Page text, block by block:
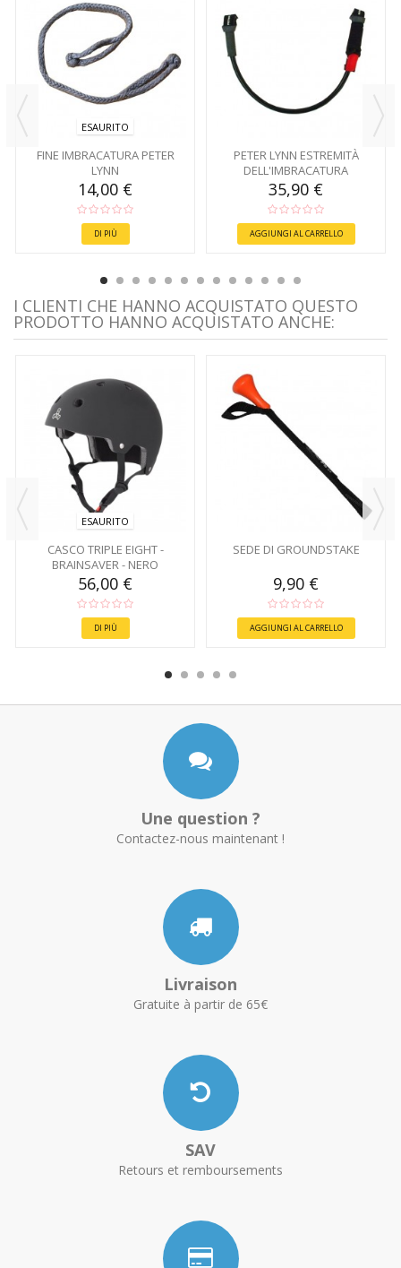
ESAURITO
FINE IMBRACATURA PETER
LYNN
14,00 €
DI PIÙ
PETER LYNN ESTREMITÀ
DELL'IMBRACATURA
STACCABILE
35,90 €
AGGIUNGI AL CARRELLO
I CLIENTI CHE HANNO ACQUISTATO QUESTO
PRODOTTO HANNO ACQUISTATO ANCHE:
ESAURITO
CASCO TRIPLE EIGHT -
BRAINSAVER - NERO
56,00 €
DI PIÙ
SEDE DI GROUNDSTAKE
9,90 €
AGGIUNGI AL CARRELLO
Une question ?
Contactez-nous maintenant !
Livraison
Gratuite à partir de 65€
SAV
Retours et remboursements